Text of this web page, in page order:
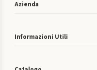
Azienda
Informazioni Utili